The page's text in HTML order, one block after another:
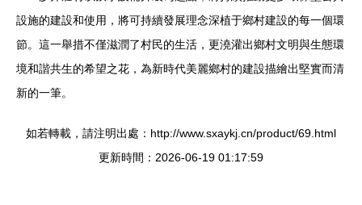
設施的建設和使用，將可持續發展理念深植于鄉村建設的每一個環
節。這一舉措不僅滋潤了村民的生活，更澆灌出鄉村文明與生態環
境和諧共生的希望之花，為新時代美麗鄉村的建設描繪出堅實而清
新的一筆。
如若轉載，請注明出處：http://www.sxaykj.cn/product/69.html
更新時間：2026-06-19 01:17:59